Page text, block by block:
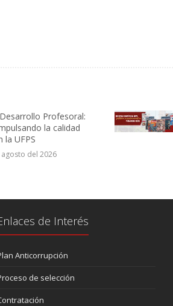
Profesoral:
la calidad
la UFPS
agosto del 2026
de Interés
Anticorrupción
de selección